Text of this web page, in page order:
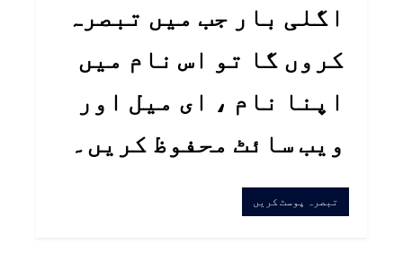
اگلی بار جب میں تبصرہ
کروں گا تو اس نام میں
اپنا نام ، ای میل اور
ویب سائٹ محفوظ کریں۔